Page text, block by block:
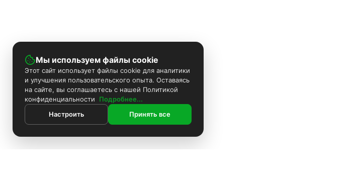
Мы используем файлы cookie
Этот сайт использует файлы cookie для аналитики
и улучшения пользовательского опыта. Оставаясь
на сайте, вы соглашаетесь с нашей Политикой
конфиденциальности
Подробнее...
Настроить
Принять все